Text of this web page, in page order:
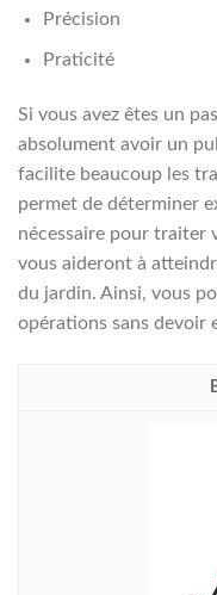
Précision
Praticité
Si vous avez êtes un
absolument avoir un
facilite beaucoup les
permet de déterminer
nécessaire pour traiter
vous aideront à
du jardin. Ainsi, vous
opérations sans devoir